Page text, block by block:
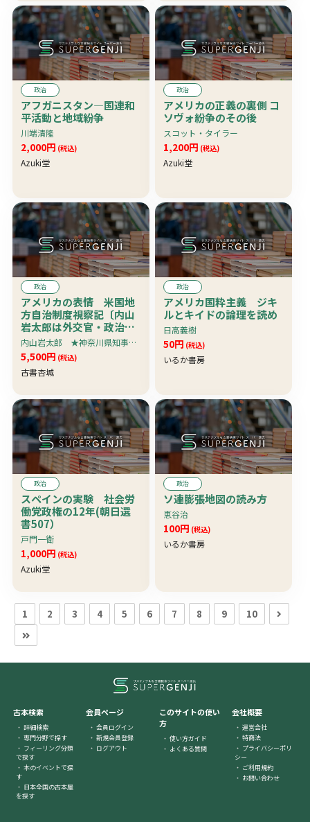
政治
アフガニスタン―国連和
平活動と地域紛争
川端清隆
2,000円 (税込)
Azuki堂
政治
アメリカの正義の裏側 コ
ソヴォ紛争のその後
スコット・タイラー
1,200円 (税込)
Azuki堂
政治
アメリカの表情 米国地
方自治制度視察記〔内山
岩太郎は外交官・政治
家・実業家で元神奈川県
知事〕 珍本
内山岩太郎 ★神奈川県知事時代の著作、数少ない著作の一つ★
5,500円 (税込)
古書杏城
政治
アメリカ国粋主義 ジキ
ルとキイドの論理を読め
日高義樹
50円 (税込)
いるか書房
政治
スペインの実験 社会労
働党政権の12年(朝日選
書507）
戸門一衛
1,000円 (税込)
Azuki堂
政治
ソ連膨張地図の読み方
恵谷治
100円 (税込)
いるか書房
1 2 3 4 5 6 7 8 9 10
古本検索
詳細検索
専門分野で探す
フィーリング分類
で探す
本のイベントで探
す
日本全国の古本屋
を探す
会員ページ
会員ログイン
新規会員登録
ログアウト
このサイトの使い
方
使い方ガイド
よくある質問
会社概要
運営会社
特商法
プライバシーポリ
シー
ご利用規約
お問い合わせ